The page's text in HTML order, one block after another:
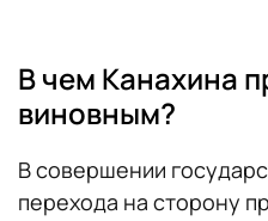
В чем Канахина
виновным?
В совершении
перехода на сторону